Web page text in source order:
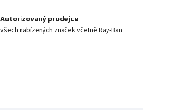
Autorizovaný prodejce
všech nabízených značek včetně Ray-Ban